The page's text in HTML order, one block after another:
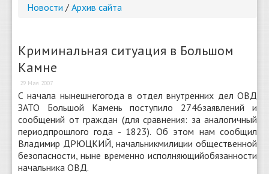
Справочник
Погода
О сайте
Найти
Новости / Архив сайта
Криминальная ситуация в Большом
Камне
29 Мая 2007
С начала нынешнегогода в отдел внутренних дел ОВД
ЗАТО Большой Камень поступило 2746заявлений и
сообщений от граждан (для сравнения: за аналогичный
периодпрошлого года - 1823). Об этом нам сообщил
Владимир ДРЮЦКИЙ, начальникмилиции общественной
безопасности, ныне временно исполняющийобязанности
начальника ОВД.